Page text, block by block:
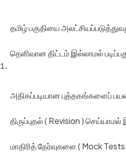
தமிழ் பகுதியை
தெளிவான திட்டம் இல்லாமல்
அதிகப்படியான புத்தகங்களைப்
திருப்புதல் ( Revision ) செய்யாமல்
மாதிரித் தேர்வுகளை ( Mock Tests